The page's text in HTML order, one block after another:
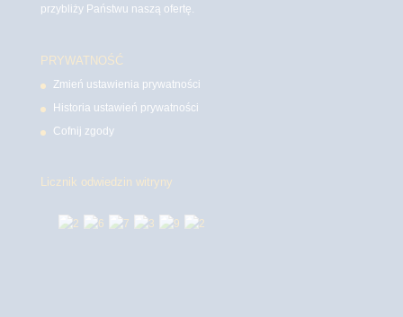
przybliży Państwu naszą ofertę.
PRYWATNOŚĆ
Zmień ustawienia prywatności
Historia ustawień prywatności
Cofnij zgody
Licznik odwiedzin witryny